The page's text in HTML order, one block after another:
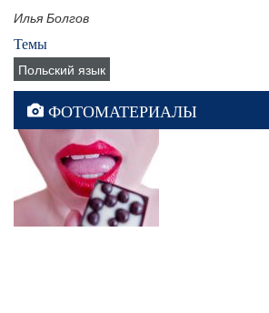
Илья Болгов
Темы
Польский язык
ФОТОМАТЕРИАЛЫ